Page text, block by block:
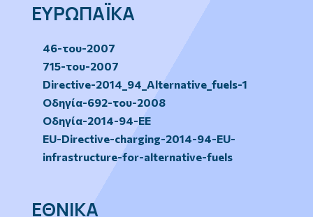
ΕΥΡΩΠΑΪΚΑ
46-του-2007
715-του-2007
Directive-2014_94_Alternative_fuels-1
Οδηγία-692-του-2008
Οδηγία-2014-94-ΕΕ
EU-Directive-charging-2014-94-EU-
infrastructure-for-alternative-fuels
ΕΘΝΙΚΑ